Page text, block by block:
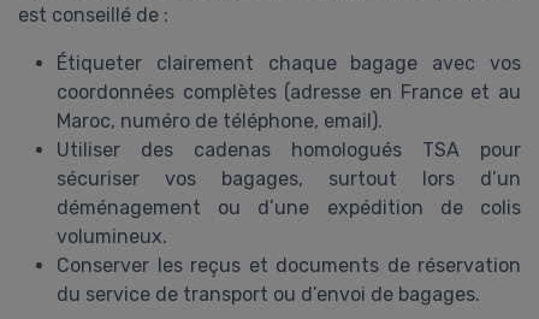
est conseillé de :
Étiqueter clairement chaque bagage avec vos
coordonnées complètes (adresse en France et au
Maroc, numéro de téléphone, email).
Utiliser des cadenas homologués TSA pour
sécuriser vos bagages, surtout lors d’un
déménagement ou d’une expédition de colis
volumineux.
Conserver les reçus et documents de réservation
du service de transport ou d’envoi de bagages.